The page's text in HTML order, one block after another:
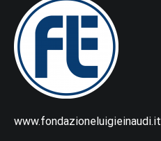
www.fondazioneluigieinaudi.it